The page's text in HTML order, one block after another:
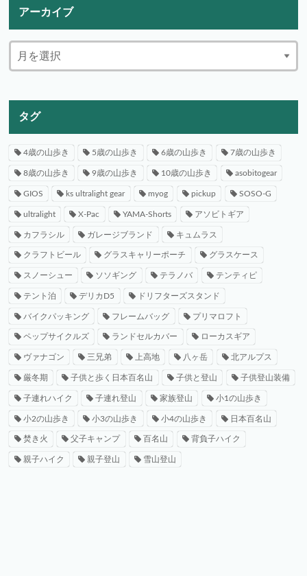
アーカイブ
タグ
4歳の山歩き 5歳の山歩き 6歳の山歩き 7歳の山歩き
8歳の山歩き 9歳の山歩き 10歳の山歩き asobitogear
GIOS ks ultralight gear myog pickup SOSO-G
ultralight X-Pac YAMA-Shorts アソビトギア
カフラシル ガレージブランド キュムラス
クラフトビール グラスキャリーポーチ グラスケース
スノーシュー ソソギング テラノバ テンティピ
テント泊 デリカD5 ドリフターズスタンド
バイクパッキング フレームバッグ プリマロフト
ペップサイクルズ ランドセルカバー ローカスギア
ヴァナゴン 三兄弟 上高地 八ヶ岳 北アルプス
厳冬期 子供と歩く日本百名山 子供と登山 子供登山装備
子連れハイク 子連れ登山 家族登山 小1の山歩き
小2の山歩き 小3の山歩き 小4の山歩き 日本百名山
焚き火 父子キャンプ 百名山 背負子ハイク
親子ハイク 親子登山 雪山登山